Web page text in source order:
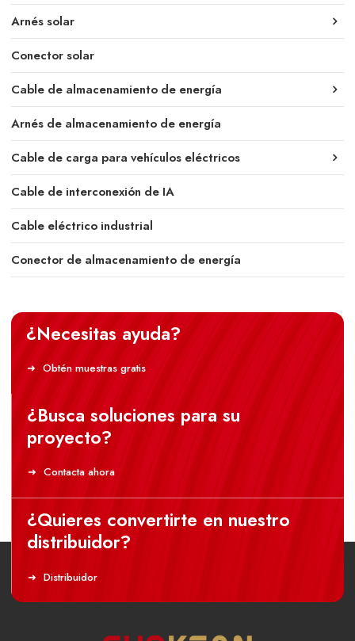
Arnés solar
Conector solar
Cable de almacenamiento de energía
Arnés de almacenamiento de energía
Cable de carga para vehículos eléctricos
Cable de interconexión de IA
Cable eléctrico industrial
Conector de almacenamiento de energía
¿Necesitas ayuda?
Obtén muestras gratis
¿Busca soluciones para su
proyecto?
Contacta ahora
¿Quieres convertirte en nuestro
distribuidor?
Distribuidor